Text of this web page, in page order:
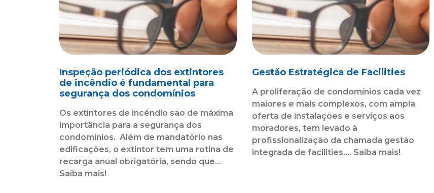
Inspeção periódica dos extintores
de incêndio é fundamental para
segurança dos condomínios
Os extintores de incêndio são de máxima
importância para a segurança dos
condomínios. Além de mandatório nas
edificações, o extintor tem uma rotina de
recarga anual obrigatória, sendo que...
Saiba mais!
Gestão Estratégica de Facilities
A proliferação de condomínios cada vez
maiores e mais complexos, com ampla
oferta de instalações e serviços aos
moradores, tem levado à
profissionalização da chamada gestão
integrada de facilities.... Saiba mais!